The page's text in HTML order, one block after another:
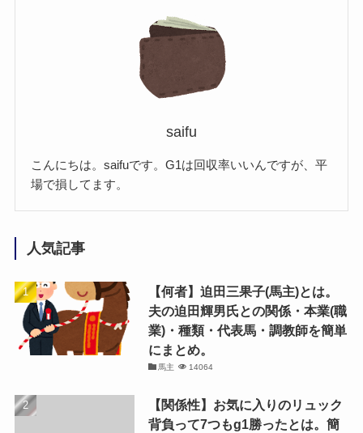
saifu
こんにちは。saifuです。G1は回収率いいんですが、平
場で損してます。
人気記事
【何者】迫田三果子(馬主)とは。
夫の迫田輝男氏との関係・本業(職
業)・種類・代表馬・調教師を簡単
にまとめ。
馬主 14064
【関係性】お気に入りのリュック
背負って7つもg1勝ったとは。簡